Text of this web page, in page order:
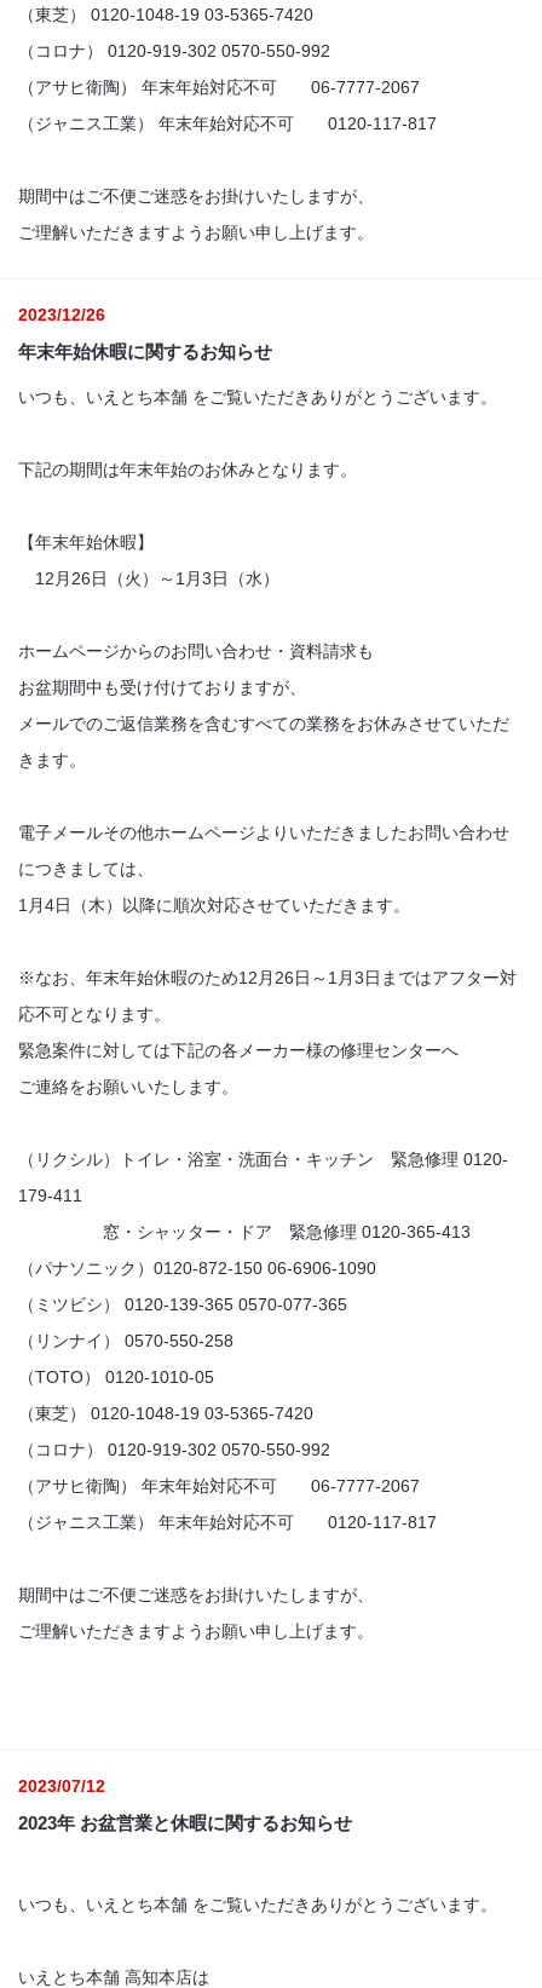
（東芝） 0120-1048-19 03-5365-7420
（コロナ） 0120-919-302 0570-550-992
（アサヒ衛陶） 年末年始対応不可 06-7777-2067
（ジャニス工業） 年末年始対応不可 0120-117-817
期間中はご不便ご迷惑をお掛けいたしますが、
ご理解いただきますようお願い申し上げます。
2023/12/26
年末年始休暇に関するお知らせ
いつも、いえとち本舗 をご覧いただきありがとうございます。
下記の期間は年末年始のお休みとなります。
【年末年始休暇】
12月26日（火）～1月3日（水）
ホームページからのお問い合わせ・資料請求も
お盆期間中も受け付けておりますが、
メールでのご返信業務を含むすべての業務をお休みさせていただ
きます。
電子メールその他ホームページよりいただきましたお問い合わせ
につきましては、
1月4日（木）以降に順次対応させていただきます。
※なお、年末年始休暇のため12月26日～1月3日まではアフター対
応不可となります。
緊急案件に対しては下記の各メーカー様の修理センターへ
ご連絡をお願いいたします。
（リクシル）トイレ・浴室・洗面台・キッチン 緊急修理 0120-
179-411
窓・シャッター・ドア 緊急修理 0120-365-413
（パナソニック）0120-872-150 06-6906-1090
（ミツビシ） 0120-139-365 0570-077-365
（リンナイ） 0570-550-258
（TOTO） 0120-1010-05
（東芝） 0120-1048-19 03-5365-7420
（コロナ） 0120-919-302 0570-550-992
（アサヒ衛陶） 年末年始対応不可 06-7777-2067
（ジャニス工業） 年末年始対応不可 0120-117-817
期間中はご不便ご迷惑をお掛けいたしますが、
ご理解いただきますようお願い申し上げます。
2023/07/12
2023年 お盆営業と休暇に関するお知らせ
いつも、いえとち本舗 をご覧いただきありがとうございます。
いえとち本舗 高知本店は